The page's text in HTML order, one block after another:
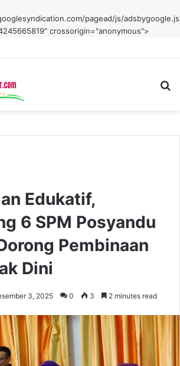
pagead/js/
crossorigin="anonymous">
Edukatif,
6 SPM Posyandu
Pembinaan
Dini
3, 2025 0 3 2 minutes read